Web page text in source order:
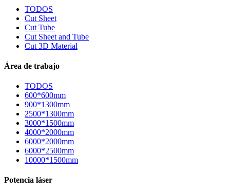
TODOS
Cut Sheet
Cut Tube
Cut Sheet and Tube
Cut 3D Material
Área de trabajo
TODOS
600*600mm
900*1300mm
2500*1300mm
3000*1500mm
4000*2000mm
6000*2000mm
6000*2500mm
10000*1500mm
Potencia láser